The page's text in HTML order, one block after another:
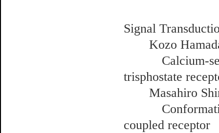
Signal
Kozo
Calcium-
trisphostate
Masahiro
Conformation
coupled receptor